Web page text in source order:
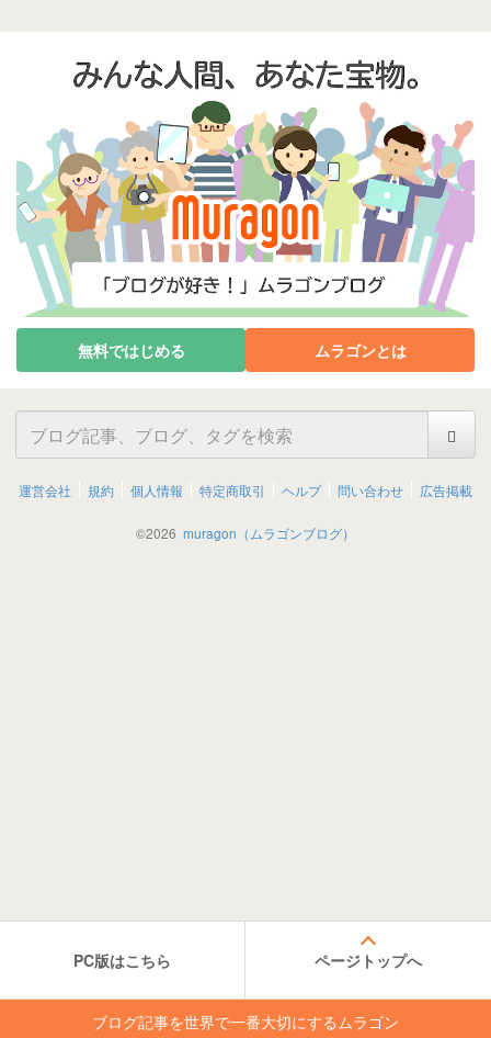
無料ではじめる ムラゴンとは
運営会社 規約 個人情報 特定商取引 ヘルプ 問い合わせ 広告掲載
©2026 muragon（ムラゴンブログ）
PC版はこちら ページトップへ
ブログ記事を世界で一番大切にするムラゴン